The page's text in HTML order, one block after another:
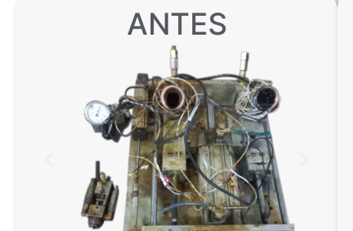
ANTES